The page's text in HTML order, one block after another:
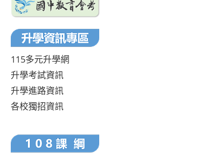
115多元升學網
升學考試資訊
升學進路資訊
各校獨招資訊